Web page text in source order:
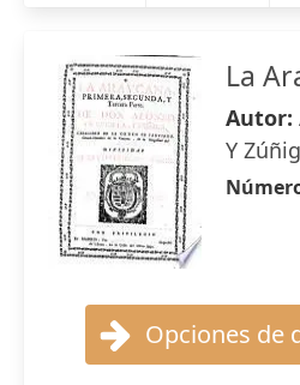
La
Autor:
Y
Opciones de